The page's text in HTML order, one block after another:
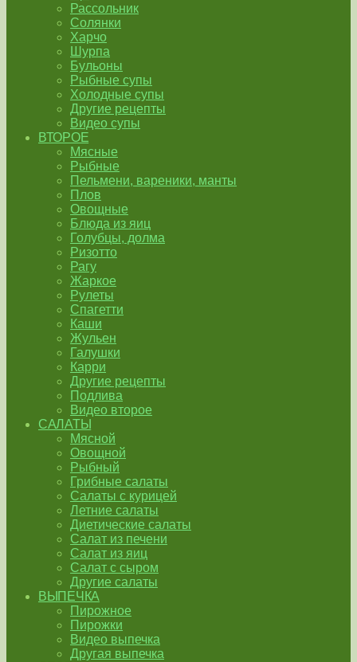
Рассольник
Солянки
Харчо
Шурпа
Бульоны
Рыбные супы
Холодные супы
Другие рецепты
Видео супы
ВТОРОЕ
Мясные
Рыбные
Пельмени, вареники, манты
Плов
Овощные
Блюда из яиц
Голубцы, долма
Ризотто
Рагу
Жаркое
Рулеты
Спагетти
Каши
Жульен
Галушки
Карри
Другие рецепты
Подлива
Видео второе
САЛАТЫ
Мясной
Овощной
Рыбный
Грибные салаты
Салаты с курицей
Летние салаты
Диетические салаты
Салат из печени
Салат из яиц
Салат с сыром
Другие салаты
ВЫПЕЧКА
Пирожное
Пирожки
Видео выпечка
Другая выпечка